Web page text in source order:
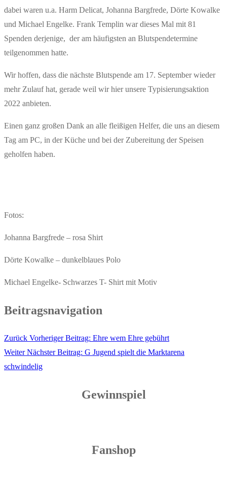
dabei waren u.a. Harm Delicat, Johanna Bargfrede, Dörte Kowalke
und Michael Engelke. Frank Templin war dieses Mal mit 81
Spenden derjenige, der am häufigsten an Blutspendetermine
teilgenommen hatte.
Wir hoffen, dass die nächste Blutspende am 17. September wieder
mehr Zulauf hat, gerade weil wir hier unsere Typisierungsaktion
2022 anbieten.
Einen ganz großen Dank an alle fleißigen Helfer, die uns an diesem
Tag am PC, in der Küche und bei der Zubereitung der Speisen
geholfen haben.
Fotos:
Johanna Bargfrede – rosa Shirt
Dörte Kowalke – dunkelblaues Polo
Michael Engelke- Schwarzes T- Shirt mit Motiv
Beitragsnavigation
Zurück Vorheriger Beitrag: Ehre wem Ehre gebührt
Weiter Nächster Beitrag: G Jugend spielt die Marktarena
schwindelig
Gewinnspiel
Fanshop